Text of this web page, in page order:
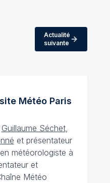
Actualité
suivante
MétéoParis
Guillaume Séchet,
et présentateur
météorologiste à
et
Météo